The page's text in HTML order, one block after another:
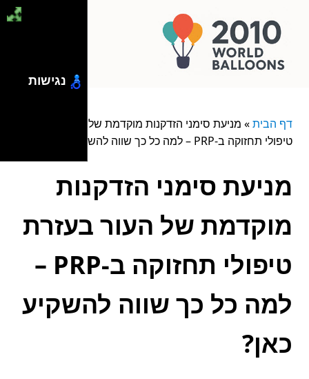
דף הבית» מניעת סימני הזדקנות מוקדמת של העור בעזרת
טיפולי תחזוקה ב-PRP – למה כל כך שווה להשקיע כאן?
מניעת סימני הזדקנות
מוקדמת של העור בעזרת
טיפולי תחזוקה ב-PRP –
למה כל כך שווה להשקיע
כאן?
נגישות